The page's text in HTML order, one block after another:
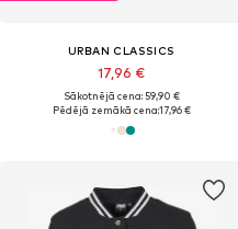
URBAN CLASSICS
17,96 €
Sākotnējā cena: 59,90 €
Pēdējā zemākā cena:17,96 €